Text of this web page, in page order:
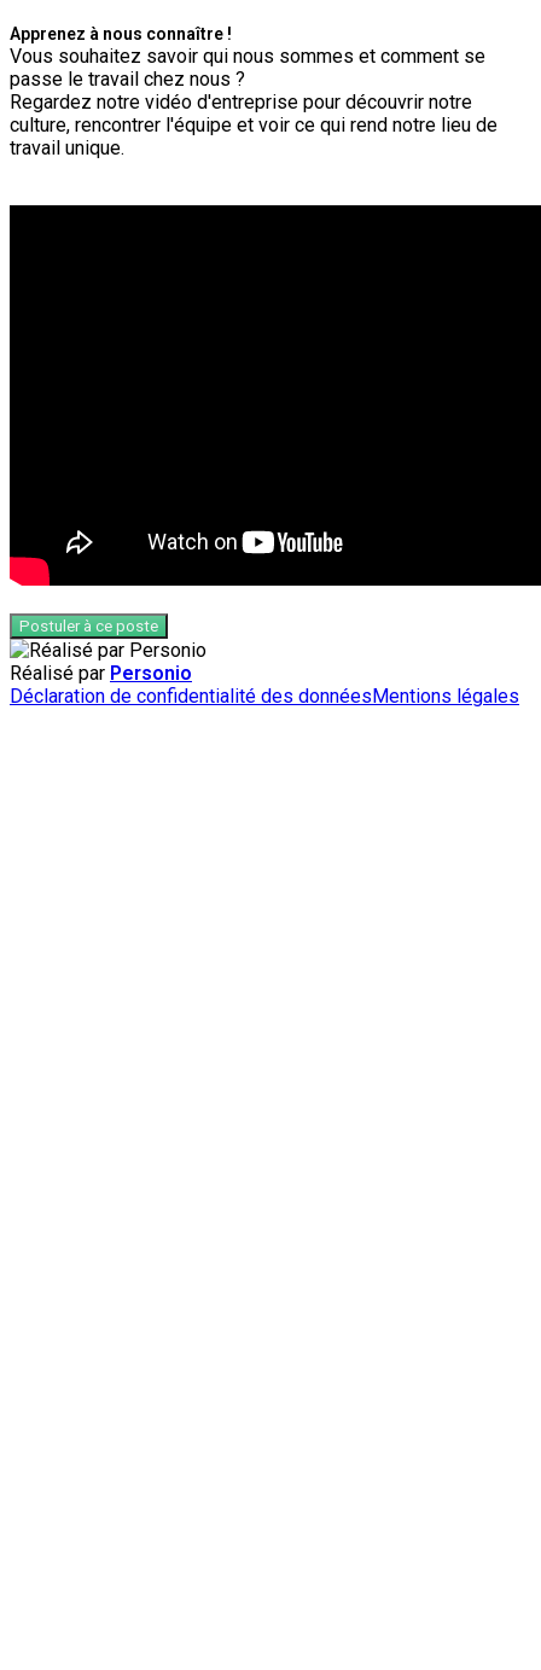
Apprenez à nous connaître !
Vous souhaitez savoir qui nous sommes et comment se
passe le travail chez nous ?
Regardez notre vidéo d'entreprise pour découvrir notre
culture, rencontrer l'équipe et voir ce qui rend notre lieu de
travail unique.
Postuler à ce poste
Réalisé par Personio
Déclaration de confidentialité des donnéesMentions légales